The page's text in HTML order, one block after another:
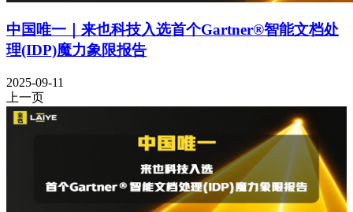
中国唯一｜来也科技入选首个Gartner®智能文档处
理(IDP)魔力象限报告
2025-09-11
上一页